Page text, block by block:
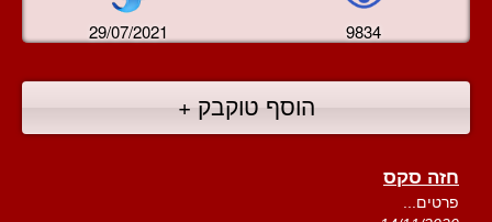
29/07/2021 9834
הוסף טוקבק +
חזה סקס
פרטים...